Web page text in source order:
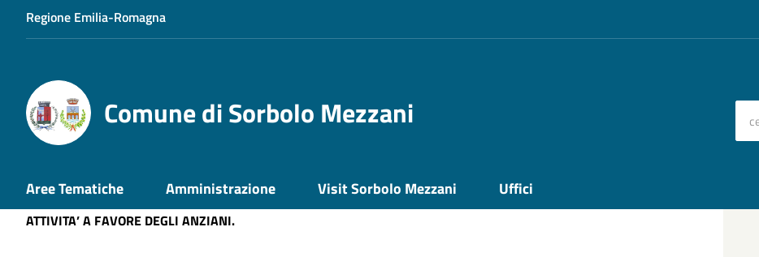
Regione Emilia-Romagna
Comune di Sorbolo Mezzani
Aree Tematiche Amministrazione Visit Sorbolo Mezzani Uffici
Home
AVVISO PER LA PRESENTAZIONE DI OFFERTE DA PARTE DI SOGGETTI DEL TERZO SETTORE
ATTIVITA’ A FAVORE DEGLI ANZIANI.